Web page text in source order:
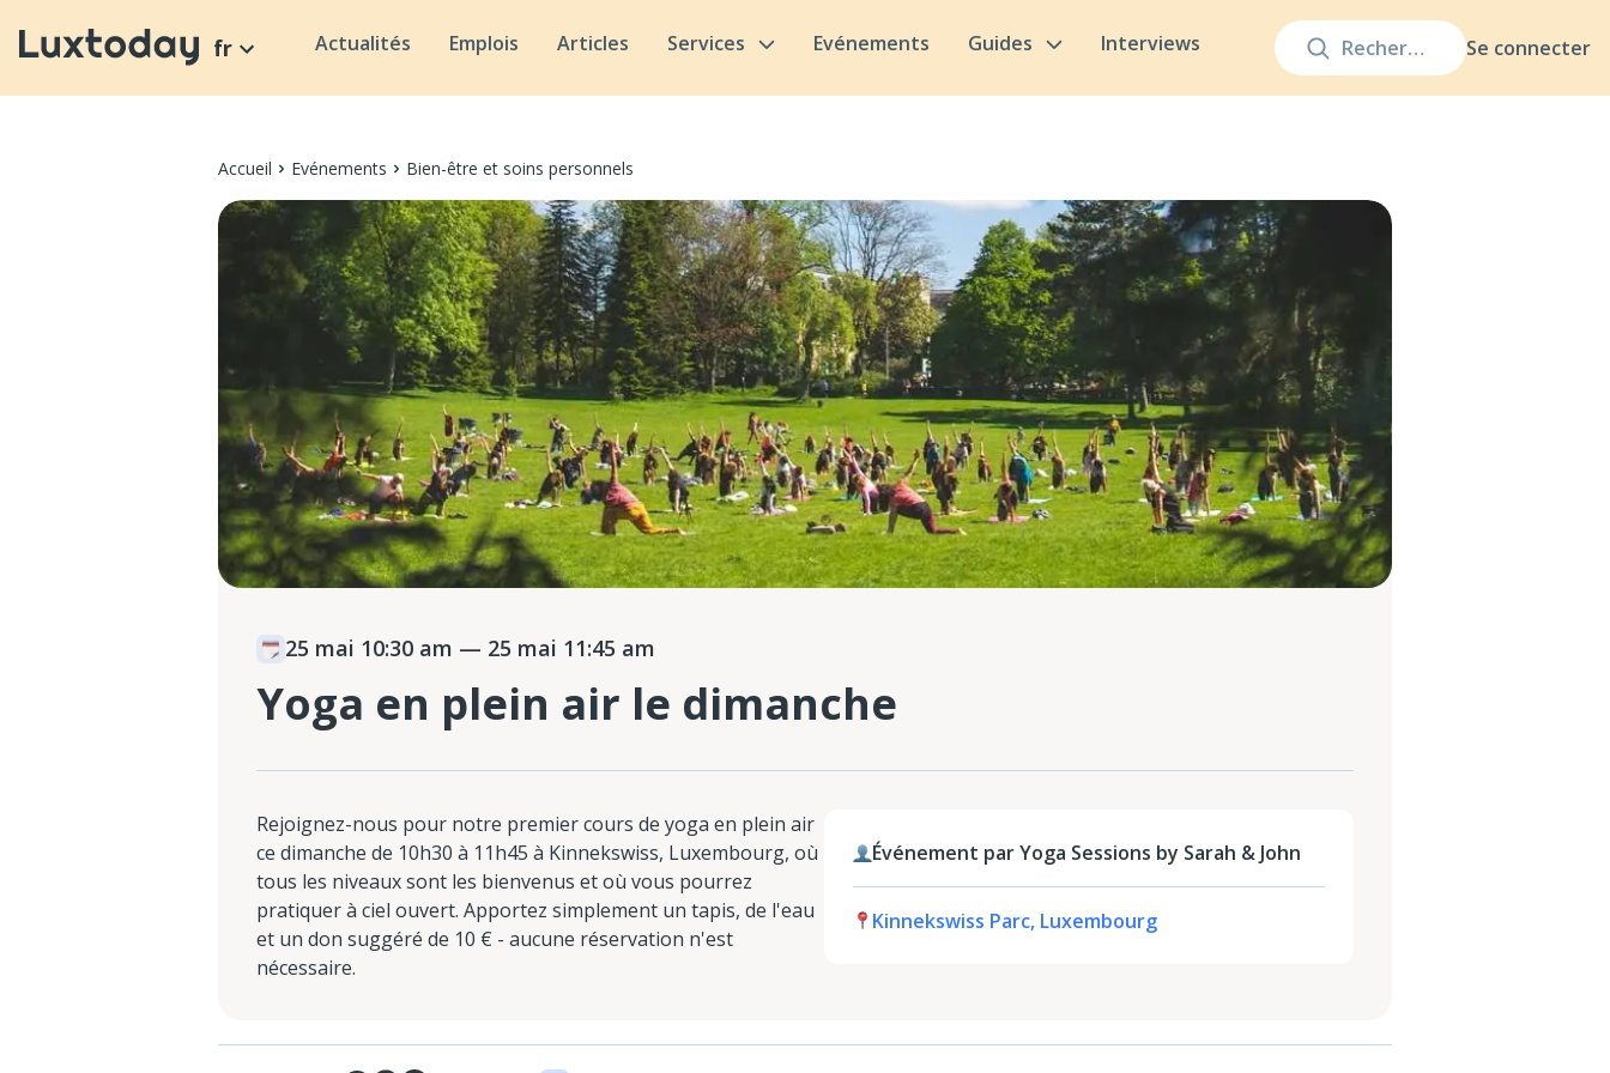
Se connecter
fr Actualités Emplois Articles Services Evénements Guides Interviews
Accueil Evénements Bien-être et soins personnels
25 mai 10:30 am — 25 mai 11:45 am
Yoga en plein air le dimanche
Rejoignez-nous pour notre premier cours de yoga en plein air
ce dimanche de 10h30 à 11h45 à Kinnekswiss, Luxembourg, où
tous les niveaux sont les bienvenus et où vous pourrez
pratiquer à ciel ouvert. Apportez simplement un tapis, de l'eau
et un don suggéré de 10 € - aucune réservation n'est
nécessaire.
Événement par Yoga Sessions by Sarah & John
Kinnekswiss Parc, Luxembourg